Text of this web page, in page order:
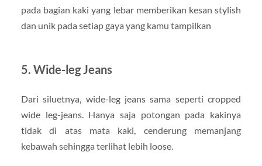
pada bagian kaki yang lebar memberikan kesan stylish
dan unik pada setiap gaya yang kamu tampilkan
5. Wide-leg Jeans
Dari siluetnya, wide-leg jeans sama seperti cropped
wide leg-jeans. Hanya saja potongan pada kakinya
tidak di atas mata kaki, cenderung memanjang
kebawah sehingga terlihat lebih loose.